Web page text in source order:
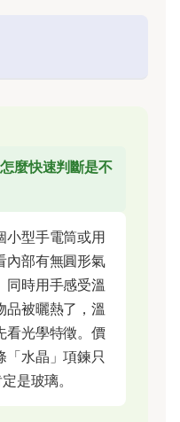
麼快速判斷是不
小型手電筒或用
內部有無圓形氣
同時用手感受溫
品被曬熱了，溫
看光學特徵。價
「水晶」項鍊只
是玻璃。